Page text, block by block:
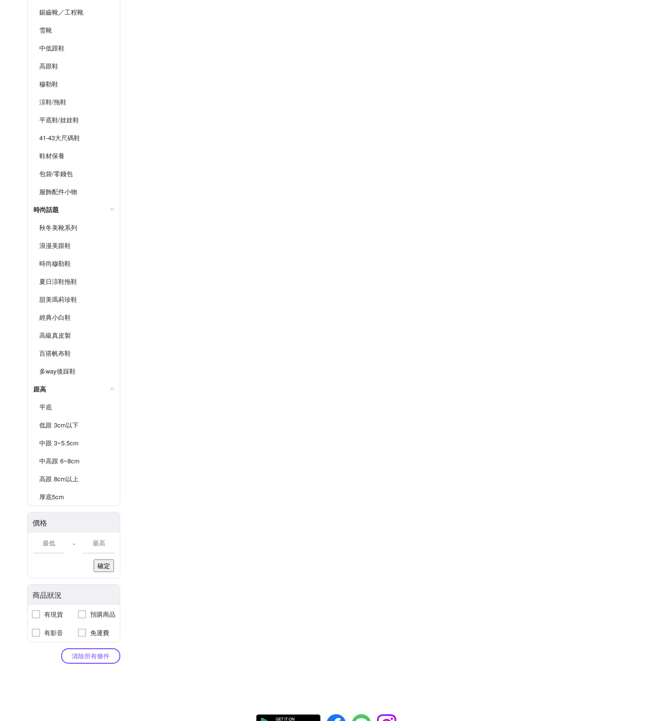
鋸齒靴／工程靴
雪靴
中低跟鞋
高跟鞋
穆勒鞋
涼鞋/拖鞋
平底鞋/娃娃鞋
41-43大尺碼鞋
鞋材保養
包袋/零錢包
服飾配件小物
時尚話題
秋冬美靴系列
浪漫美跟鞋
時尚穆勒鞋
夏日涼鞋拖鞋
甜美瑪莉珍鞋
經典小白鞋
高級真皮製
百搭帆布鞋
多way後踩鞋
跟高
平底
低跟 3cm以下
中跟 3~5.5cm
中高跟 6~8cm
高跟 8cm以上
厚底5cm
價格
-
確定
商品狀況
有現貨
預購商品
有影音
免運費
清除所有條件